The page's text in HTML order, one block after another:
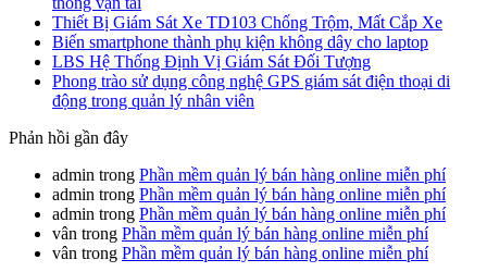
Thiết Bị Giám Sát Xe TD103 Chống Trộm, Mất Cắp Xe
Biến smartphone thành phụ kiện không dây cho laptop
LBS Hệ Thống Định Vị Giám Sát Đối Tượng
Phong trào sử dụng công nghệ GPS giám sát điện thoại di
động trong quản lý nhân viên
Phản hồi gần đây
admin trong Phần mềm quản lý bán hàng online miễn phí
admin trong Phần mềm quản lý bán hàng online miễn phí
admin trong Phần mềm quản lý bán hàng online miễn phí
vân trong Phần mềm quản lý bán hàng online miễn phí
vân trong Phần mềm quản lý bán hàng online miễn phí